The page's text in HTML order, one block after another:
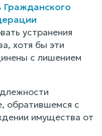
Гражданского
устранения
хотя бы эти
с лишением
обратившемся с
имущества от